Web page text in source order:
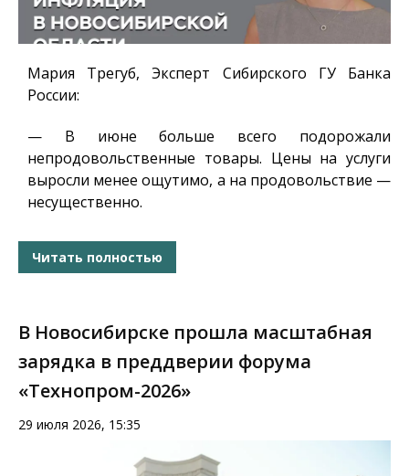
Мария Трегуб, Эксперт Сибирского ГУ Банка
России:
— В июне больше всего подорожали
непродовольственные товары. Цены на услуги
выросли менее ощутимо, а на продовольствие —
несущественно.
Читать полностью
В Новосибирске прошла масштабная
зарядка в преддверии форума
«Технопром-2026»
29 июля 2026, 15:35